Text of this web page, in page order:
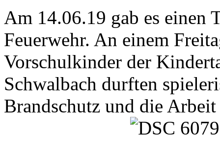
Am 14.06.19 gab es einen
Feuerwehr. An einem
Vorschulkinder der
Schwalbach durften
Brandschutz und die